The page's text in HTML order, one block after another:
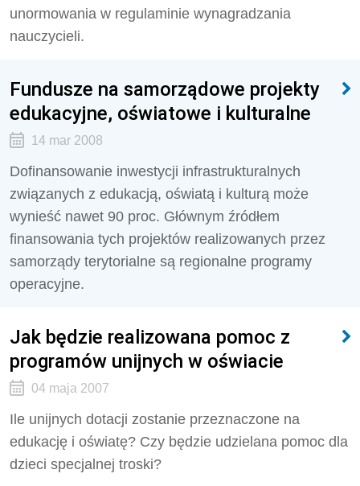
unormowania w regulaminie wynagradzania
nauczycieli.
Fundusze na samorządowe projekty
edukacyjne, oświatowe i kulturalne
14 mar 2008
Dofinansowanie inwestycji infrastrukturalnych
związanych z edukacją, oświatą i kulturą może
wynieść nawet 90 proc. Głównym źródłem
finansowania tych projektów realizowanych przez
samorządy terytorialne są regionalne programy
operacyjne.
Jak będzie realizowana pomoc z
programów unijnych w oświacie
04 maja 2007
Ile unijnych dotacji zostanie przeznaczone na
edukację i oświatę? Czy będzie udzielana pomoc dla
dzieci specjalnej troski?